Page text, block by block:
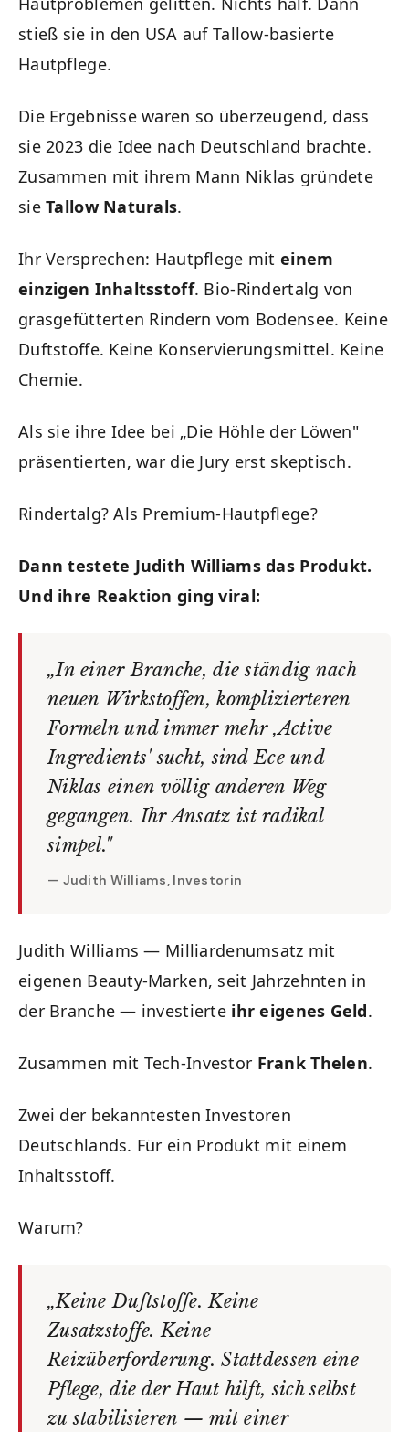
stieß sie in den USA auf Tallow-basierte
Hautpflege.
Die Ergebnisse waren so überzeugend, dass
sie 2023 die Idee nach Deutschland brachte.
Zusammen mit ihrem Mann Niklas gründete
sieTallow Naturals.
Ihr Versprechen: Hautpflege mit einem
einzigen Inhaltsstoff. Bio-Rindertalg von
grasgefütterten Rindern vom Bodensee. Keine
Duftstoffe. Keine Konservierungsmittel. Keine
Chemie.
Als sie ihre Idee bei „Die Höhle der Löwen"
präsentierten, war die Jury erst skeptisch.
Rindertalg? Als Premium-Hautpflege?
Dann testete Judith Williams das Produkt.
Und ihre Reaktion ging viral:
„In einer Branche, die ständig nach
neuen Wirkstoffen, komplizierteren
Formeln und immer mehr ‚Active
Ingredients' sucht, sind Ece und
Niklas einen völlig anderen Weg
gegangen. Ihr Ansatz ist radikal
simpel."
— Judith Williams, Investorin
Judith Williams — Milliardenumsatz mit
eigenen Beauty-Marken, seit Jahrzehnten in
der Branche — investierte ihr eigenes Geld.
Zusammen mit Tech-Investor Frank Thelen.
Zwei der bekanntesten Investoren
Deutschlands. Für ein Produkt mit einem
Inhaltsstoff.
Warum?
„Keine Duftstoffe. Keine
Zusatzstoffe. Keine
Reizüberforderung. Stattdessen eine
Pflege, die der Haut hilft, sich selbst
zu stabilisieren — mit einer